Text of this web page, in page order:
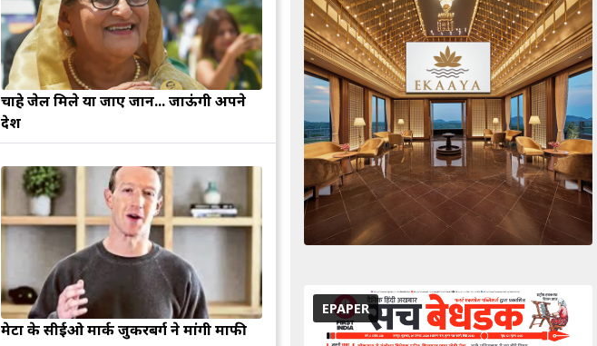
चाहे जेल मिले या जाए जान... जाऊंगी अपने
देश
मेटा के सीईओ मार्क जुकरबर्ग ने मांगी माफी
EPAPER